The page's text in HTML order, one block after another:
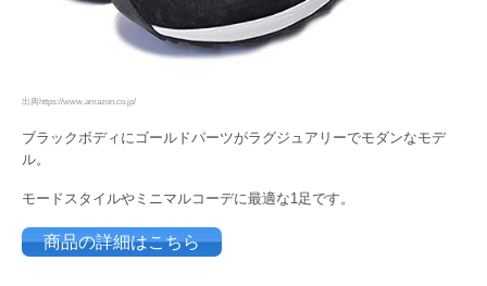
出典https://www.amazon.co.jp/
ブラックボディにゴールドパーツがラグジュアリーでモダンなモデ
ル。
モードスタイルやミニマルコーデに最適な1足です。
商品の詳細はこちら